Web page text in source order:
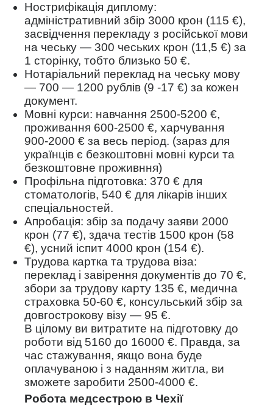
Нострифікація диплому:
адміністративний збір 3000 крон (115 €),
засвідчення перекладу з російської мови
на чеську — 300 чеських крон (11,5 €) за
1 сторінку, тобто близько 50 €.
Нотаріальний переклад на чеську мову
— 700 — 1200 рублів (9 -17 €) за кожен
документ.
Мовні курси: навчання 2500-5200 €,
проживання 600-2500 €, харчування
900-2000 € за весь період. (зараз для
українців є безкоштовні мовні курси та
безкоштовне проживння)
Профільна підготовка: 370 € для
стоматологів, 540 € для лікарів інших
спеціальностей.
Апробація: збір за подачу заяви 2000
крон (77 €), здача тестів 1500 крон (58
€), усний іспит 4000 крон (154 €).
Трудова картка та трудова віза:
переклад і завірення документів до 70 €,
збори за трудову карту 135 €, медична
страховка 50-60 €, консульський збір за
довгострокову візу — 95 €.
В цілому ви витратите на підготовку до
роботи від 5160 до 16000 €. Правда, за
час стажування, якщо вона буде
оплачуваною і з наданням житла, ви
зможете заробити 2500-4000 €.
Робота медсестрою в Чехії